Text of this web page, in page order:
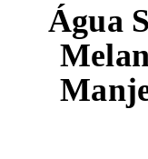
Água